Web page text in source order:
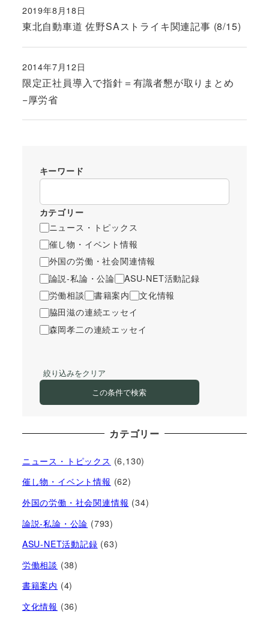
東北自動車道 佐野SAストライキ関連記事 (8/15)
投稿日
2019年8月18日
限定正社員導入で指針＝有識者懇が取りまとめ
−厚労省
投稿日
2014年7月12日
キーワード
カテゴリー
ニュース・トピックス
催し物・イベント情報
外国の労働・社会関連情報
論説-私論・公論
ASU-NET活動記録
労働相談
書籍案内
文化情報
脇田滋の連続エッセイ
森岡孝二の連続エッセイ
絞り込みをクリア
この条件で検索
カテゴリー
ニュース・トピックス (6,130)
催し物・イベント情報 (62)
外国の労働・社会関連情報 (34)
論説-私論・公論 (793)
ASU-NET活動記録 (63)
労働相談 (38)
書籍案内 (4)
文化情報 (36)